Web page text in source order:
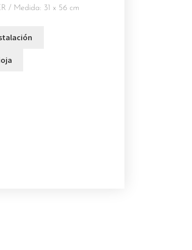
/ Medida: 31 x 56 cm